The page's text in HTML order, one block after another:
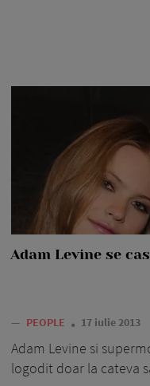
Adam Levine se
— PEOPLE 17 iulie 2013
Adam Levine si
logodit doar la cateva